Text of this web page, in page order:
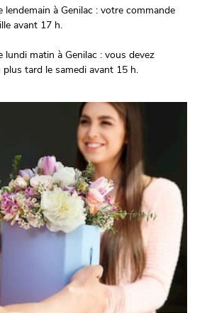
lendemain à Genilac : votre commande
avant 17 h.
lundi matin à Genilac : vous devez
tard le samedi avant 15 h.